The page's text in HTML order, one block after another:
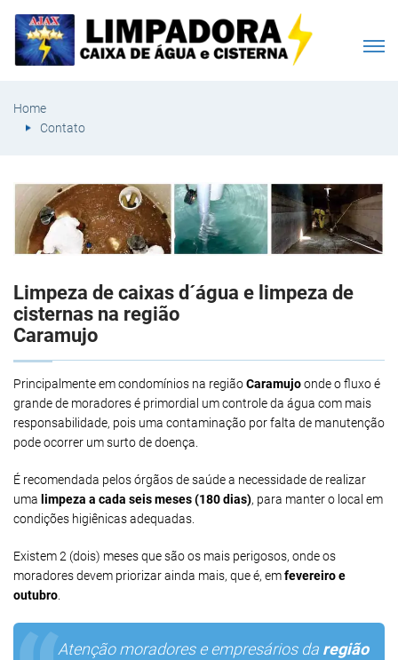
Home
Contato
Limpeza de caixas d´água e limpeza de
cisternas na região
Caramujo
Principalmente em condomínios na regiãoCaramujoonde o fluxo é
grande de moradores é primordial um controle da água com mais
responsabilidade, pois uma contaminação por falta de manutenção
pode ocorrer um surto de doença.
É recomendada pelos órgãos de saúde a necessidade de realizar
uma limpeza a cada seis meses (180 dias), para manter o local em
condições higiênicas adequadas.
Existem 2 (dois) meses que são os mais perigosos, onde os
moradores devem priorizar ainda mais, que é, emfevereiro e
outubro
Atenção moradores e empresários da região